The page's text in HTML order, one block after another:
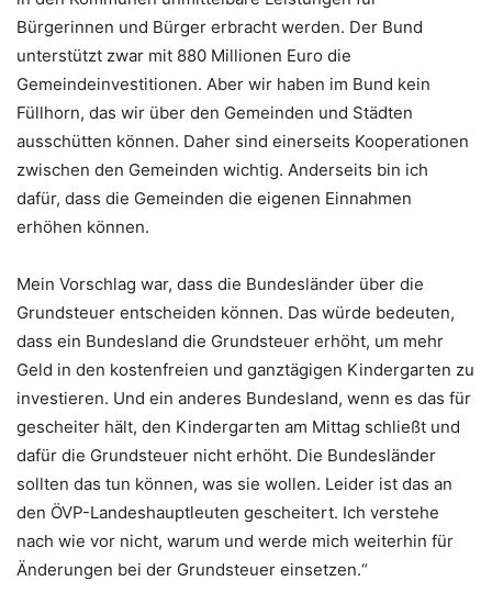
Bürgerinnen und Bürger erbracht werden. Der Bund
unterstützt zwar mit 880 Millionen Euro die
Gemeindeinvestitionen. Aber wir haben im Bund kein
Füllhorn, das wir über den Gemeinden und Städten
ausschütten können. Daher sind einerseits Kooperationen
zwischen den Gemeinden wichtig. Anderseits bin ich
dafür, dass die Gemeinden die eigenen Einnahmen
erhöhen können.
Mein Vorschlag war, dass die Bundesländer über die
Grundsteuer entscheiden können. Das würde bedeuten,
dass ein Bundesland die Grundsteuer erhöht, um mehr
Geld in den kostenfreien und ganztägigen Kindergarten zu
investieren. Und ein anderes Bundesland, wenn es das für
gescheiter hält, den Kindergarten am Mittag schließt und
dafür die Grundsteuer nicht erhöht. Die Bundesländer
sollten das tun können, was sie wollen. Leider ist das an
den ÖVP-Landeshauptleuten gescheitert. Ich verstehe
nach wie vor nicht, warum und werde mich weiterhin für
Änderungen bei der Grundsteuer einsetzen.“